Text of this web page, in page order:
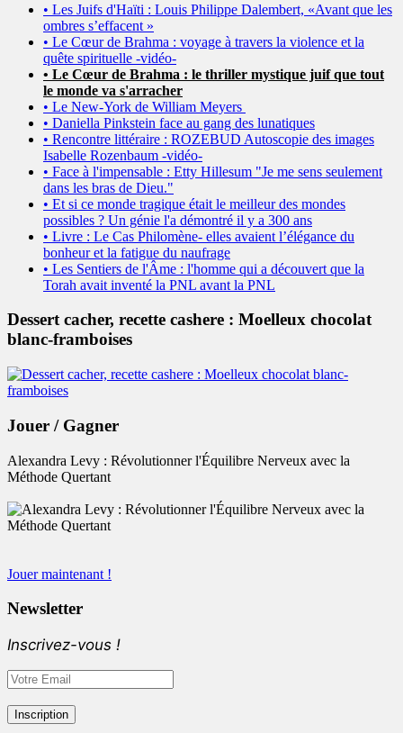
• Les Juifs d'Haïti : Louis Philippe Dalembert, «Avant que les
ombres s’effacent »
• Le Cœur de Brahma : voyage à travers la violence et la
quête spirituelle -vidéo-
• Le Cœur de Brahma : le thriller mystique juif que tout
le monde va s'arracher
• Le New-York de William Meyers
• Daniella Pinkstein face au gang des lunatiques
• Rencontre littéraire : ROZEBUD Autoscopie des images
Isabelle Rozenbaum -vidéo-
• Face à l'impensable : Etty Hillesum "Je me sens seulement
dans les bras de Dieu."
• Et si ce monde tragique était le meilleur des mondes
possibles ? Un génie l'a démontré il y a 300 ans
• Livre : Le Cas Philomène- elles avaient l’élégance du
bonheur et la fatigue du naufrage
• Les Sentiers de l'Âme : l'homme qui a découvert que la
Torah avait inventé la PNL avant la PNL
Dessert cacher, recette cashere : Moelleux chocolat
blanc-framboises
Jouer / Gagner
Alexandra Levy : Révolutionner l'Équilibre Nerveux avec la
Méthode Quertant
Jouer maintenant !
Newsletter
Inscrivez-vous !